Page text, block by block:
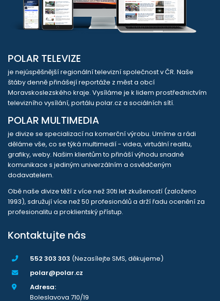
POLAR TELEVIZE
je nejúspěšnější regionální televizní společnost v ČR. Naše
štáby denně přinášejí reportáže z měst a obcí
Moravskoslezského kraje. Vysíláme je k lidem prostřednictvím
televizního vysílání, portálu polar.cz a sociálních sítí.
POLAR MULTIMEDIA
je divize se specializací na komerční výrobu. Umíme a rádi
děláme vše, co se týká multimedií - videa, virtuální realitu,
grafiky, weby. Našim klientům to přináší výhodu snadné
komunikace s jediným univerzálním a osvědčeným
dodavatelem.
Obě naše divize těží z více než 30ti let zkušeností (založeno
1993), sdružují více než 50 profesionálů a drží řadu ocenění za
profesionalitu a proklientský přístup.
Kontaktujte nás
552 303 303 (Nezasílejte SMS, děkujeme)
polar@polar.cz
Adresa:
Boleslavova 710/19